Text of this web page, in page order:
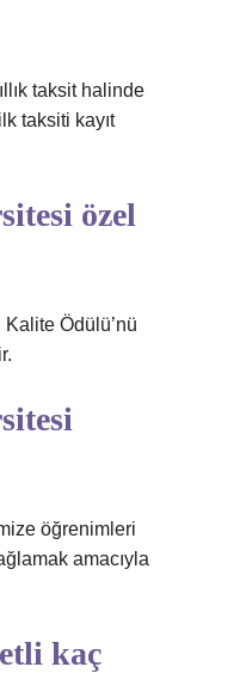
taksit halinde
taksiti kayıt
özel
Ödülü’nü
öğrenimleri
amacıyla
kaç